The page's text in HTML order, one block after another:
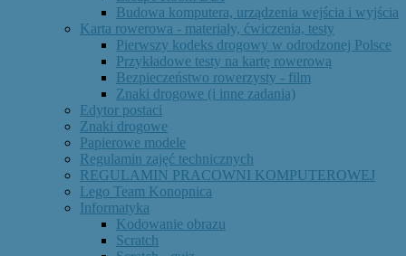
Budowa komputera, urządzenia wejścia i wyjścia
Karta rowerowa - materiały, ćwiczenia, testy
Pierwszy kodeks drogowy w odrodzonej Polsce
Przykładowe testy na kartę rowerową
Bezpieczeństwo rowerzysty - film
Znaki drogowe (i inne zadania)
Edytor postaci
Znaki drogowe
Papierowe modele
Regulamin zajęć technicznych
REGULAMIN PRACOWNI KOMPUTEROWEJ
Lego Team Konopnica
Informatyka
Kodowanie obrazu
Scratch